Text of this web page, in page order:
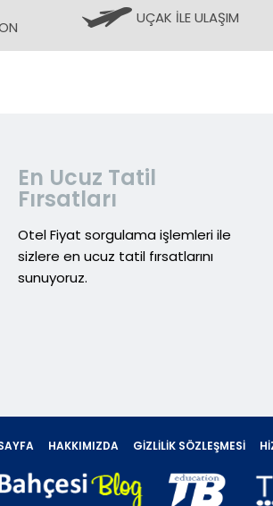
UÇAK İLE ULAŞIM
En Ucuz Tatil
Fırsatları
Otel Fiyat sorgulama işlemleri ile
sizlere en ucuz tatil fırsatlarını
sunuyoruz.
HAKKIMIZDA GIZLILIK SÖZLEŞMESI